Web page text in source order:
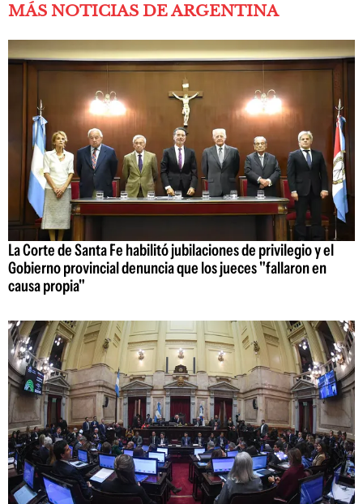
MÁS NOTICIAS DE ARGENTINA
La Corte de Santa Fe habilitó jubilaciones de privilegio y el
Gobierno provincial denuncia que los jueces "fallaron en
causa propia"